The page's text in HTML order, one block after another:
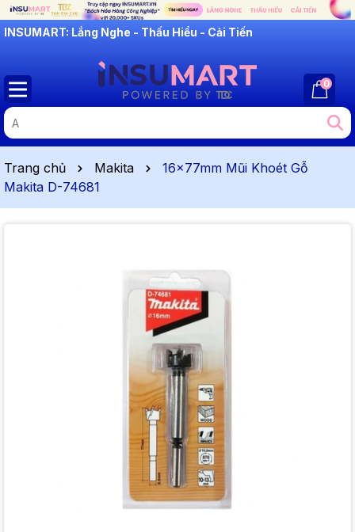
INSUMART: Lắng Nghe - Thấu Hiểu - Cải Tiến
0
Trang chủ Makita
16x77mm Mũi Khoét Gỗ
Makita D-74681